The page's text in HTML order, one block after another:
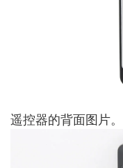
遥控器的背面图片。